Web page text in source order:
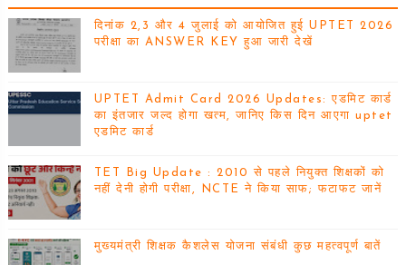
दिनांक 2,3 और 4 जुलाई को आयोजित हुई UPTET 2026
परीक्षा का ANSWER KEY हुआ जारी देखें
UPTET Admit Card 2026 Updates: एडमिट कार्ड
का इंतजार जल्द होगा खत्म, जानिए किस दिन आएगा uptet
एडमिट कार्ड
TET Big Update : 2010 से पहले नियुक्त शिक्षकों को
नहीं देनी होगी परीक्षा, NCTE ने किया साफ; फटाफट जानें
मुख्यमंत्री शिक्षक कैशलेस योजना संबंधी कुछ महत्वपूर्ण बातें